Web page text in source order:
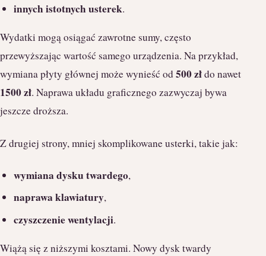
innych istotnych usterek.
Wydatki mogą osiągać zawrotne sumy, często
przewyższając wartość samego urządzenia. Na przykład,
wymiana płyty głównej może wynieść od500 złdo nawet
1500 zł. Naprawa układu graficznego zazwyczaj bywa
jeszcze droższa.
Z drugiej strony, mniej skomplikowane usterki, takie jak:
wymiana dysku twardego,
naprawa klawiatury,
czyszczenie wentylacji.
Wiążą się z niższymi kosztami. Nowy dysk twardy